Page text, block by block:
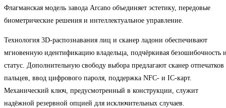
Флагманская модель завода Arcano объединяет эстетику, передовые
биометрические решения и интеллектуальное управление.
Технология 3D-распознавания лиц и сканер ладони обеспечивают
мгновенную идентификацию владельца, подчёркивая безошибочность
статус. Дополнительную свободу выбора предлагают сканер отпечатков
пальцев, ввод цифрового пароля, поддержка NFC- и IC-карт.
Механический ключ, предусмотренный в конструкции, служит
надёжной резервной опцией для исключительных случаев.